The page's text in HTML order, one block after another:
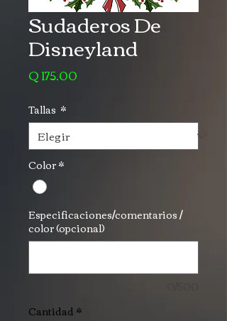
Sudaderos De
Disneyland
Q 175.00
Tallas *
Color*
Especificaciones/comentarios /
color (opcional)
Cantidad*